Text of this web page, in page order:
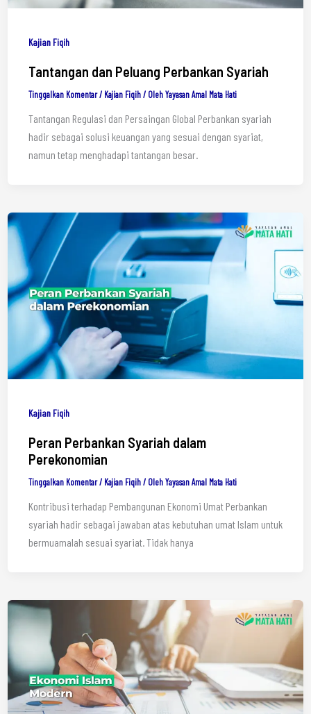
Kajian Fiqih
Tantangan dan Peluang Perbankan Syariah
Tinggalkan Komentar / Kajian Fiqih/ OlehYayasan Amal Mata Hati
Tantangan Regulasi dan Persaingan Global Perbankan syariah
hadir sebagai solusi keuangan yang sesuai dengan syariat,
namun tetap menghadapi tantangan besar.
Kajian Fiqih
Peran Perbankan Syariah dalam
Perekonomian
Tinggalkan Komentar / Kajian Fiqih/ OlehYayasan Amal Mata Hati
Kontribusi terhadap Pembangunan Ekonomi Umat Perbankan
syariah hadir sebagai jawaban atas kebutuhan umat Islam untuk
bermuamalah sesuai syariat. Tidak hanya